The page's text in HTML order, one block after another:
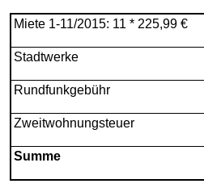
Miete 1-11/2015: 11 * 225,99 €
Stadtwerke
Rundfunkgebühr
Zweitwohnungsteuer
Summe